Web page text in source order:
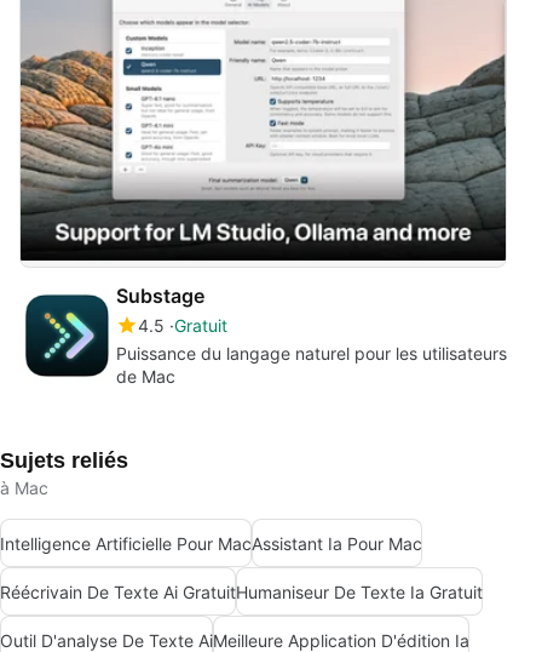
Substage
4.5 Gratuit
Puissance du langage naturel pour les utilisateurs
de Mac
Sujets reliés
à Mac
Intelligence Artificielle Pour MacAssistant Ia Pour Mac
Réécrivain De Texte Ai GratuitHumaniseur De Texte Ia Gratuit
Outil D'analyse De Texte AiMeilleure Application D'édition Ia